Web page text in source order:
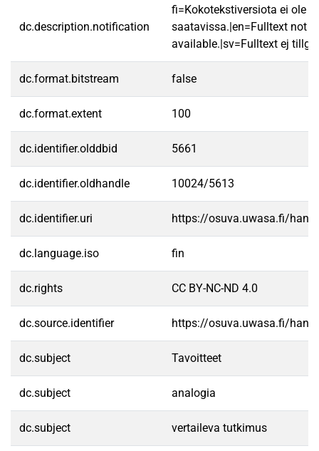
dc.description.notification
fi=Kokotekstiversiota ei ole
saatavissa.|en=Fulltext not
available.|sv=Fulltext ej
dc.format.bitstream false
dc.format.extent 100
dc.identifier.olddbid 5661
dc.identifier.oldhandle 10024/5613
dc.identifier.uri https://osuva.uwasa.fi/
dc.language.iso fin
dc.rights CC BY-NC-ND 4.0
dc.source.identifier https://osuva.uwasa.fi/
dc.subject Tavoitteet
dc.subject analogia
dc.subject vertaileva tutkimus